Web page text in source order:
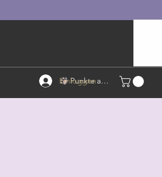
Einloggen Punkte ansehen